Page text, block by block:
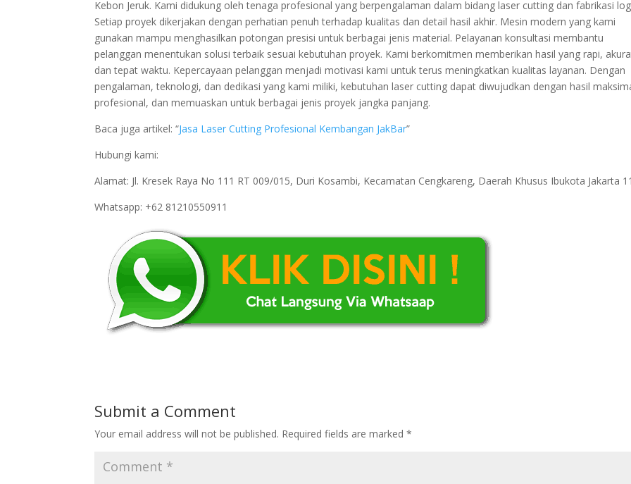
Kebon Jeruk. Kami didukung oleh tenaga profesional yang berpengalaman dalam bidang laser cutting dan fabrikasi
Setiap proyek dikerjakan dengan perhatian penuh terhadap kualitas dan detail hasil akhir. Mesin modern yang kami
gunakan mampu menghasilkan potongan presisi untuk berbagai jenis material. Pelayanan konsultasi membantu
pelanggan menentukan solusi terbaik sesuai kebutuhan proyek. Kami berkomitmen memberikan hasil yang rapi,
dan tepat waktu. Kepercayaan pelanggan menjadi motivasi kami untuk terus meningkatkan kualitas layanan. Dengan
pengalaman, teknologi, dan dedikasi yang kami miliki, kebutuhan laser cutting dapat diwujudkan dengan hasil
profesional, dan memuaskan untuk berbagai jenis proyek jangka panjang.
Baca juga artikel: “Jasa Laser Cutting Profesional Kembangan JakBar”
Hubungi kami:
Alamat: Jl. Kresek Raya No 111 RT 009/015, Duri Kosambi, Kecamatan Cengkareng, Daerah Khusus Ibukota Jakarta
Whatsapp: +62 81210550911
Submit a Comment
Your email address will not be published. Required fields are marked*